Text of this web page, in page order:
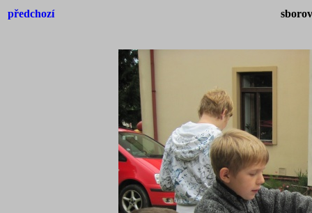
předchozí